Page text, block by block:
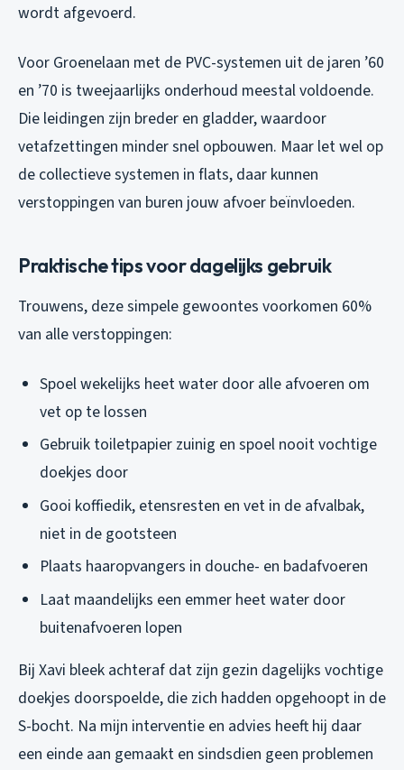
wordt afgevoerd.
Voor Groenelaan met de PVC-systemen uit de jaren ’60
en ’70 is tweejaarlijks onderhoud meestal voldoende.
Die leidingen zijn breder en gladder, waardoor
vetafzettingen minder snel opbouwen. Maar let wel op
de collectieve systemen in flats, daar kunnen
verstoppingen van buren jouw afvoer beïnvloeden.
Praktische tips voor dagelijks gebruik
Trouwens, deze simpele gewoontes voorkomen 60%
van alle verstoppingen:
Spoel wekelijks heet water door alle afvoeren om
vet op te lossen
Gebruik toiletpapier zuinig en spoel nooit vochtige
doekjes door
Gooi koffiedik, etensresten en vet in de afvalbak,
niet in de gootsteen
Plaats haaropvangers in douche- en badafvoeren
Laat maandelijks een emmer heet water door
buitenafvoeren lopen
Bij Xavi bleek achteraf dat zijn gezin dagelijks vochtige
doekjes doorspoelde, die zich hadden opgehoopt in de
S-bocht. Na mijn interventie en advies heeft hij daar
een einde aan gemaakt en sindsdien geen problemen